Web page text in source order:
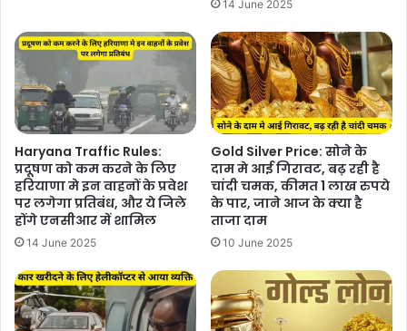
14 June 2025
Haryana Traffic Rules:
प्रदूषण को कम करने के लिए
हरियाणा मे इन वाहनों के प्रवेश
पर लगेगा प्रतिबंध, और ये जिले
होंगे एनसीआर में शामिल
14 June 2025
Gold Silver Price: सोने के
दाम मे आई गिरावट, बढ़ रही है
चांदी चमक, कीमत 1 लाख रुपये
के पार, जाने आज के क्या है
ताजा दाम
10 June 2025